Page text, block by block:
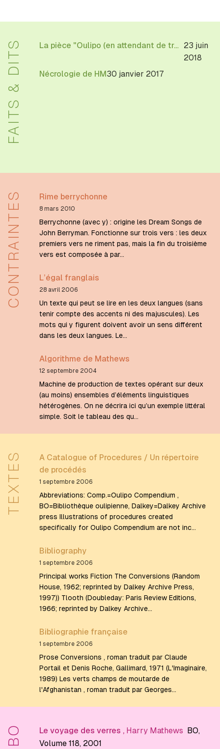
FAITS & DITS La pièce "Oulipo (en attendant de trouver mieux)" au Théâtre Galabru 23 juin
2018
Nécrologie de HM30 janvier 2017
CONTRAINTES Rime berrychonne
8 mars 2010
Berrychonne (avec y) : origine les Dream Songs de
John Berryman. Fonctionne sur trois vers : les deux
premiers vers ne riment pas, mais la fin du troisième
vers est composée à par…
L’égal franglais
28 avril 2006
Un texte qui peut se lire en les deux langues (sans
tenir compte des accents ni des majuscules). Les
mots qui y figurent doivent avoir un sens différent
dans les deux langues. Le…
Algorithme de Mathews
12 septembre 2004
Machine de production de textes opérant sur deux
(au moins) ensembles d’éléments linguistiques
hétérogènes. On ne décrira ici qu’un exemple littéral
simple. Soit le tableau des qu…
TEXTES
A Catalogue of Procedures / Un répertoire
de procédés
1 septembre 2006
Abbreviations: Comp.=Oulipo Compendium ,
BO=Bibliothèque oulipienne, Dalkey=Dalkey Archive
press Illustrations of procedures created
specifically for Oulipo Compendium are not inc…
Bibliography
1 septembre 2006
Principal works Fiction The Conversions (Random
House, 1962; reprinted by Dalkey Archive Press,
1997)) Tlooth (Doubleday: Paris Review Editions,
1966; reprinted by Dalkey Archive…
Bibliographie française
1 septembre 2006
Prose Conversions , roman traduit par Claude
Portail et Denis Roche, Gallimard, 1971 (L'Imaginaire,
1989) Les verts champs de moutarde de
l'Afghanistan , roman traduit par Georges…
BO Le voyage des verres , Harry Mathews BO,
Volume 118, 2001